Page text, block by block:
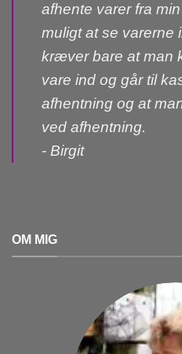
afhente varer fra
muligt at se varerne
kræver bare at man
vare ind og går til
afhentning og at
ved afhentning.
- Birgit
OM MIG